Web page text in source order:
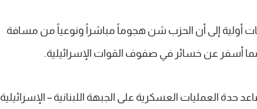
أولية إلى أن الحزب شن هجوماً مباشراً ونوعياً من مسافة
مما أسفر عن خسائر في صفوف القوات الإسرائيلية.
العمليات العسكرية على الجبهة اللبنانية – الإسرائيلية